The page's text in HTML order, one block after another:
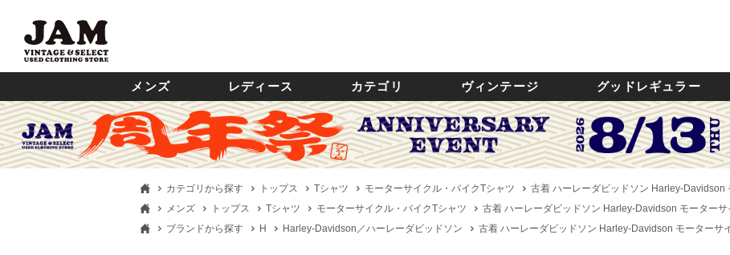
メンズ レディース カテゴリ ヴィンテージ グッドレギュラー
カテゴリから探す トップス Tシャツ モーターサイクル・バイクTシャツ
古着 ハーレーダビッドソン Harley-Davidson
メンズ
トップス Tシャツ モーターサイクル・バイクTシャツ
古着 ハーレーダビッドソン Harley-Davidson モーター
ブランドから探す
H Harley-Davidson／ハーレーダビッドソン 古着 ハーレーダビッドソン Harley-Davidson モーターサ